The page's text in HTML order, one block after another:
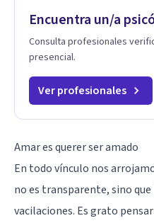
Encuentra un/a
Consulta profesionales
presencial.
Ver profesionales
Amar es querer ser amado
En todo vínculo nos
no es transparente, sino
vacilaciones. Es grato